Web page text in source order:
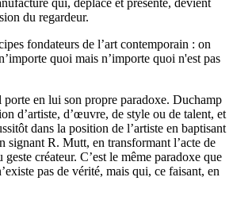
du regardeur.
fondateurs de l’art contemporain : on
quoi mais n’importe quoi n'est pas
porte en lui son propre paradoxe. Duchamp
d’artiste, d’œuvre, de style ou de talent, et
dans la position de l’artiste en baptisant
signant R. Mutt, en transformant l’acte de
créateur. C’est le même paradoxe que
pas de vérité, mais qui, ce faisant, en